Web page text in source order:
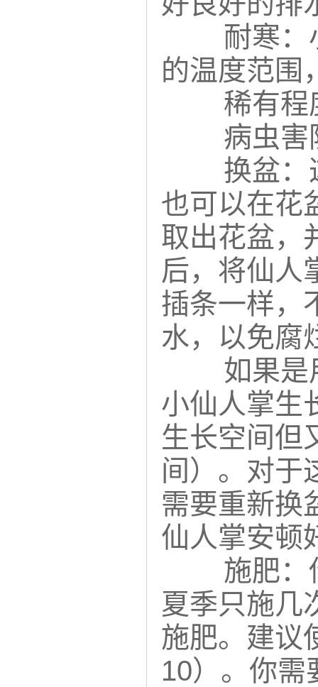
耐寒
的温度范
稀有程
病虫害
换盆：
也可以在花
取出花盆，
后，将仙人
插条一样，
水，以免腐
如果是
小仙人掌生
生长空间但
间）。对于
需要重新换
仙人掌安顿
施肥：
夏季只施几
施肥。建议
10）。你需